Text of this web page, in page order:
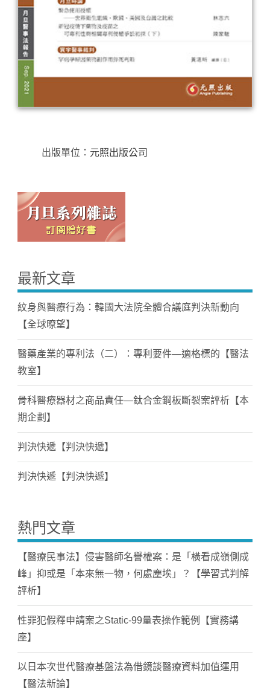
出版單位： 元照出版公司
最新文章
紋身與醫療行為：韓國大法院全體合議庭判決新動向
【全球暸望】
醫藥產業的專利法（二）：專利要件—適格標的【醫法
教室】
骨科醫療器材之商品責任—鈦合金鋼板斷裂案評析【本
期企劃】
判決快遞【判決快遞】
判決快遞【判決快遞】
熱門文章
【醫療民事法】侵害醫師名譽權案：是「橫看成嶺側成
峰」抑或是「本來無一物，何處塵埃」？【學習式判解
評析】
性罪犯假釋申請案之Static-99量表操作範例【實務講
座】
以日本次世代醫療基盤法為借鏡談醫療資料加值運用
【醫法新論】